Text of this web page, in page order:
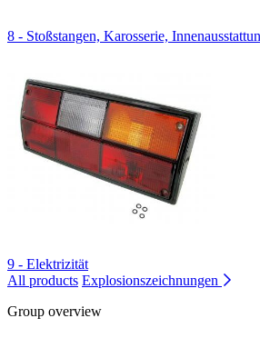
8 - Stoßstangen, Karosserie,
9 - Elektrizität
All products Explosionszeichnungen
Group overview